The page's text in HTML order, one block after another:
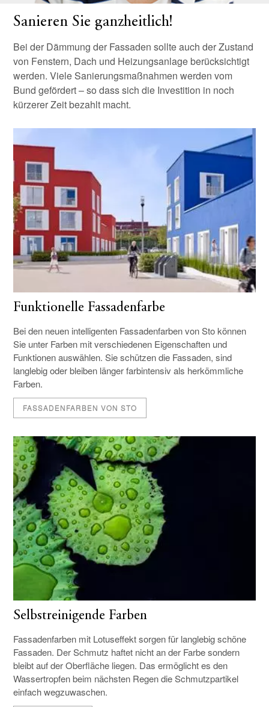
Sanieren Sie ganzheitlich!
Bei der Dämmung der Fassaden sollte auch der Zustand
von Fenstern, Dach und Heizungsanlage berücksichtigt
werden. Viele Sanierungsmaßnahmen werden vom
Bund gefördert – so dass sich die Investition in noch
kürzerer Zeit bezahlt macht.
Funktionelle Fassadenfarbe
Bei den neuen intelligenten Fassadenfarben von Sto können
Sie unter Farben mit verschiedenen Eigenschaften und
Funktionen auswählen. Sie schützen die Fassaden, sind
langlebig oder bleiben länger farbintensiv als herkömmliche
Farben.
FASSADENFARBEN VON STO
Selbstreinigende Farben
Fassadenfarben mit Lotuseffekt sorgen für langlebig schöne
Fassaden. Der Schmutz haftet nicht an der Farbe sondern
bleibt auf der Oberfläche liegen. Das ermöglicht es den
Wassertropfen beim nächsten Regen die Schmutzpartikel
einfach wegzuwaschen.